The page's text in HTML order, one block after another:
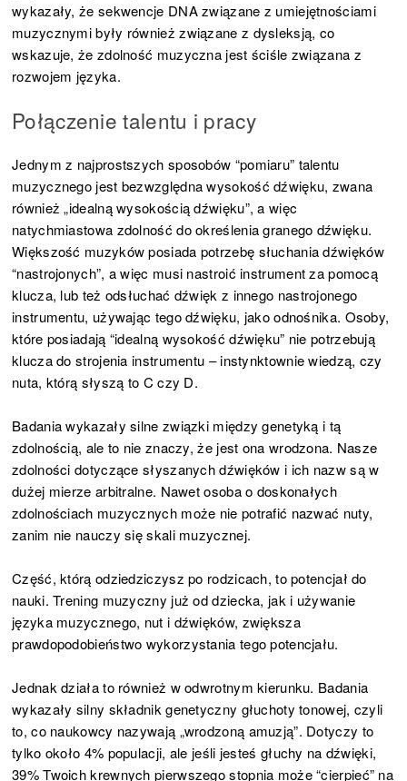
wykazały, że sekwencje DNA związane z umiejętnościami
muzycznymi były również związane z dysleksją, co
wskazuje, że zdolność muzyczna jest ściśle związana z
rozwojem języka.
Połączenie talentu i pracy
Jednym z najprostszych sposobów “pomiaru” talentu
muzycznego jest bezwzględna wysokość dźwięku, zwana
również „idealną wysokością dźwięku”, a więc
natychmiastowa zdolność do określenia granego dźwięku.
Większość muzyków posiada potrzebę słuchania dźwięków
“nastrojonych”, a więc musi nastroić instrument za pomocą
klucza, lub też odsłuchać dźwięk z innego nastrojonego
instrumentu, używając tego dźwięku, jako odnośnika. Osoby,
które posiadają “idealną wysokość dźwięku” nie potrzebują
klucza do strojenia instrumentu – instynktownie wiedzą, czy
nuta, którą słyszą to C czy D.
Badania wykazały silne związki między genetyką i tą
zdolnością, ale to nie znaczy, że jest ona wrodzona. Nasze
zdolności dotyczące słyszanych dźwięków i ich nazw są w
dużej mierze arbitralne. Nawet osoba o doskonałych
zdolnościach muzycznych może nie potrafić nazwać nuty,
zanim nie nauczy się skali muzycznej.
Część, którą odziedziczysz po rodzicach, to potencjał do
nauki. Trening muzyczny już od dziecka, jak i używanie
języka muzycznego, nut i dźwięków, zwiększa
prawdopodobieństwo wykorzystania tego potencjału.
Jednak działa to również w odwrotnym kierunku. Badania
wykazały silny składnik genetyczny głuchoty tonowej, czyli
to, co naukowcy nazywają „wrodzoną amuzją”. Dotyczy to
tylko około 4% populacji, ale jeśli jesteś głuchy na dźwięki,
39% Twoich krewnych pierwszego stopnia może “cierpieć” na